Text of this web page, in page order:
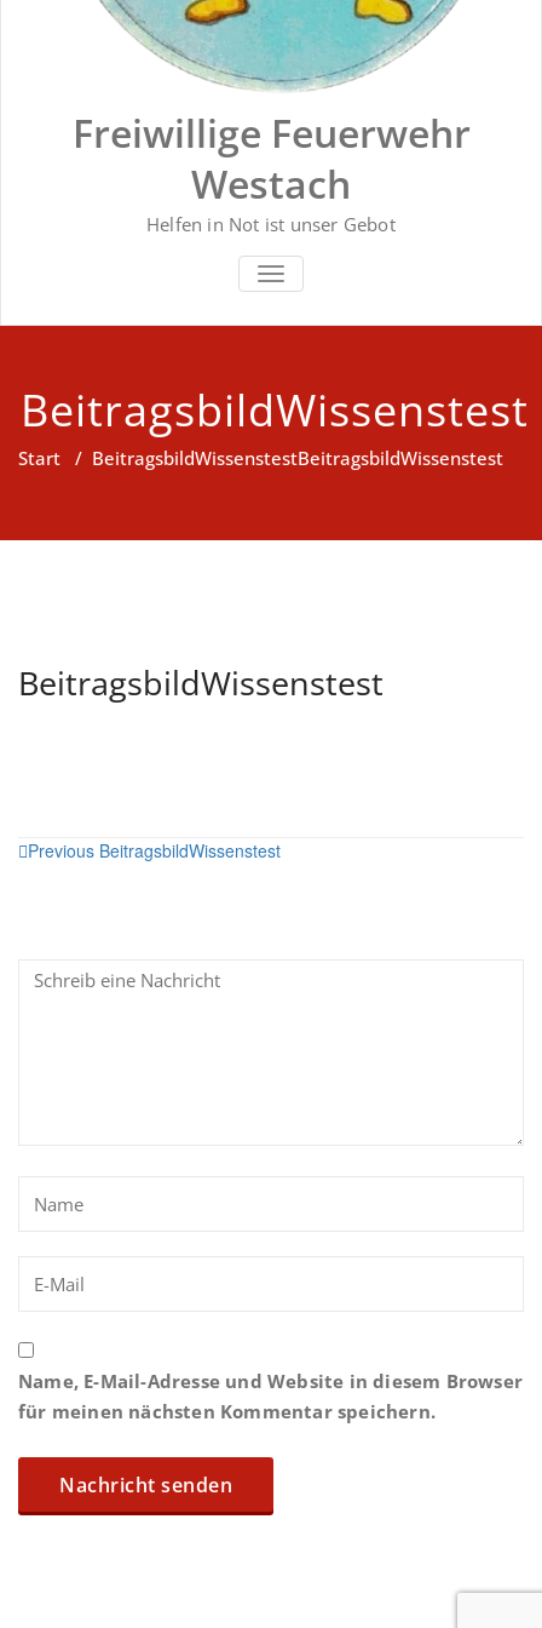
Freiwillige Feuerwehr
Westach
Helfen in Not ist unser Gebot
SCHALTE NAVIGATION
BeitragsbildWissenstest
Start / BeitragsbildWissenstestBeitragsbildWissenstest
BeitragsbildWissenstest
Beitragsnavigation
Previous BeitragsbildWissenstest
Name, E-Mail-Adresse und Website in diesem Browser
für meinen nächsten Kommentar speichern.